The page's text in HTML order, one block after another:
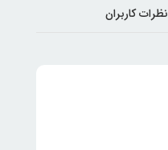
نظرات کاربران